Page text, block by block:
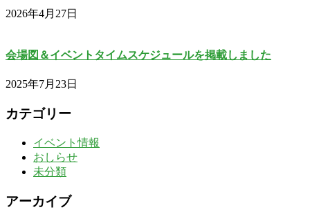
2026年4月27日
会場図＆イベントタイムスケジュールを掲載しました
2025年7月23日
カテゴリー
イベント情報
おしらせ
未分類
アーカイブ